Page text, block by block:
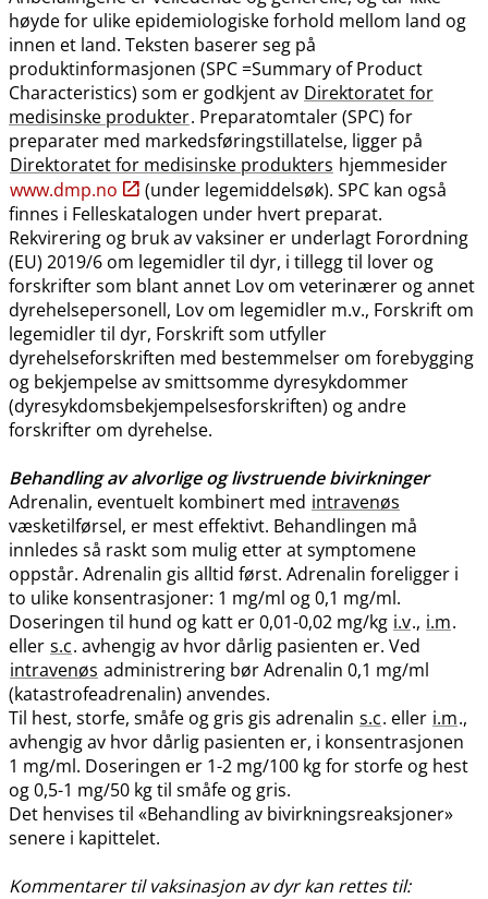
høyde for ulike epidemiologiske forhold mellom land og
innen et land. Teksten baserer seg på
produktinformasjonen (SPC =Summary of Product
Characteristics) som er godkjent av Direktoratet for
medisinske produkter. Preparatomtaler (SPC) for
preparater med markedsføringstillatelse, ligger på
Direktoratet for medisinske produkters hjemmesider
www.dmp.no
(under legemiddelsøk). SPC kan også
finnes i Felleskatalogen under hvert preparat.
Rekvirering og bruk av vaksiner er underlagt Forordning
(EU) 2019/6 om legemidler til dyr, i tillegg til lover og
forskrifter som blant annet Lov om veterinærer og annet
dyrehelsepersonell, Lov om legemidler m.v., Forskrift om
legemidler til dyr, Forskrift som utfyller
dyrehelseforskriften med bestemmelser om forebygging
og bekjempelse av smittsomme dyresykdommer
(dyresykdomsbekjempelsesforskriften) og andre
forskrifter om dyrehelse.
Behandling av alvorlige og livstruende bivirkninger
Adrenalin, eventuelt kombinert med intravenøs
væsketilførsel, er mest effektivt. Behandlingen må
innledes så raskt som mulig etter at symptomene
oppstår. Adrenalin gis alltid først. Adrenalin foreligger i
to ulike konsentrasjoner: 1 mg/ml og 0,1 mg​/​ml.
Doseringen til hund og katt er 0,01-0,02 mg/kg i.v., i.m.
eller s.c. avhengig av hvor dårlig pasienten er. Ved
intravenøs administrering bør Adrenalin 0,1 mg/ml
(katastrofeadrenalin) anvendes.
Til hest, storfe, småfe og gris gis adrenalin s.c. eller i.m.,
avhengig av hvor dårlig pasienten er, i konsentrasjonen
1 mg​/​ml. Doseringen er 1-2 mg/100 kg for storfe og hest
og 0,5-1 mg/50 kg til småfe og gris.
Det henvises til «Behandling av bivirkningsreaksjoner»
senere i kapittelet.
Kommentarer til vaksinasjon av dyr kan rettes til: